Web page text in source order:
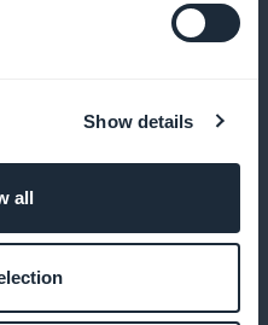
Show details
all
membre